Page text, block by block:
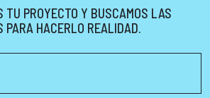
TU PROYECTO Y BUSCAMOS LAS
PARA HACERLO REALIDAD.